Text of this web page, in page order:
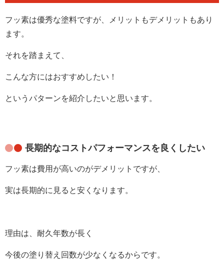
フッ素は優秀な塗料ですが、メリットもデメリットもあり
ます。
それを踏まえて、
こんな方にはおすすめしたい！
というパターンを紹介したいと思います。
長期的なコストパフォーマンスを良くしたい
フッ素は費用が高いのがデメリットですが、
実は長期的に見ると安くなります。
理由は、耐久年数が長く
今後の塗り替え回数が少なくなるからです。